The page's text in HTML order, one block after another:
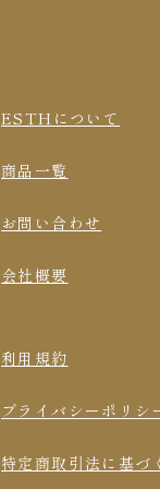
ESTHについて
商品一覧
お問い合わせ
会社概要
利用規約
プライバシーポリシ
特定商取引法に基づ